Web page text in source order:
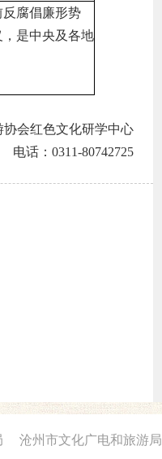
腐倡廉形势
是中央及各地
会红色文化研学中心
电话： 0311-80742725
沧州市文化广电和旅游局